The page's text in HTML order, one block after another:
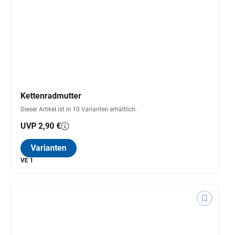
Kettenradmutter
Dieser Artikel ist in 10 Varianten erhältlich.
UVP 2,90 €
Varianten
VE 1